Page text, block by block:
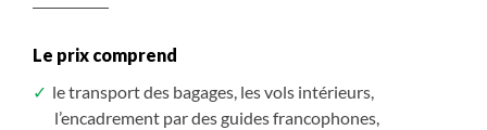
Le prix comprend
le transport des bagages, les vols intérieurs,
l’encadrement par des guides francophones,